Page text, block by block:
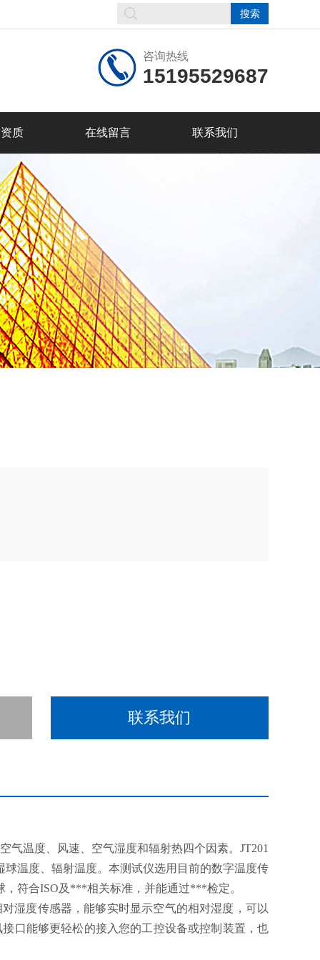
咨询热线
15195529687
质 在线留言 联系我们
联系我们
气温度、风速、空气湿度和辐射热四个因素。JT201
温度、辐射温度。本测试仪选用目前的数字温度传
，符合ISO及***相关标准，并能通过***检定。
湿度传感器，能够实时显示空气的相对湿度，可以
口能够更轻松的接入您的工控设备或控制装置，也